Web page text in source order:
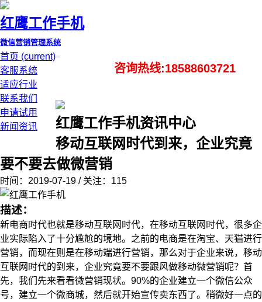
红鹰工作手机
微信营销管理系统
首页 (current)
客服系统
适应行业
联系我们
申请试用
新闻资讯
咨询热线:18588603721
红鹰工作手机资讯中心
移动互联网时代到来，企业究竟
要不要去做微营销
时间：2019-07-19 / 关注：115
描述：
新电商时代也就是移动互联网时代，在移动互联网时代，很多企
业实际陷入了十分尴尬的境地。之前的电商是在淘宝、天猫进行
营销，而现在则是在移动端进行营销，那么对于企业来说，移动
互联网时代的到来，企业究竟要不要跟风做移动微营销呢？首
先，我们先来看看微营销现状。90%的企业建立一个微信公众
号，建立一个微商城，然后就开始宣传卖东西了。稍微好一点的